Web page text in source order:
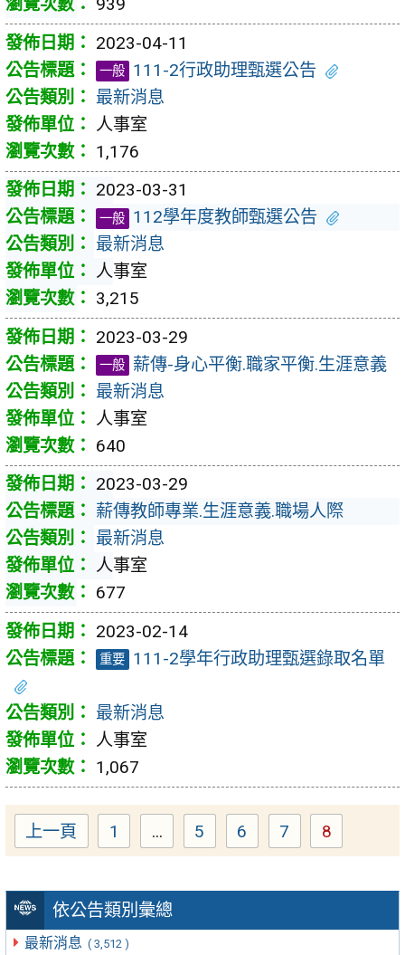
依公告類別彙總
最新消息 ( 3,512 )
939
2023-04-11
一般 111-2行政助理甄選公告
最新消息
人事室
1,176
2023-03-31
一般 112學年度教師甄選公告
最新消息
人事室
3,215
2023-03-29
一般 薪傳-身心平衡.職家平衡.生涯意義
最新消息
人事室
640
2023-03-29
薪傳教師專業.生涯意義.職場人際
最新消息
人事室
677
2023-02-14
重要 111-2學年行政助理甄選錄取名單
最新消息
人事室
1,067
上一頁 Page
1 ... Page
5 Page
6 Page
7 8